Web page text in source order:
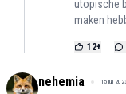
utopische
maken
12+
nehemia 15 juli